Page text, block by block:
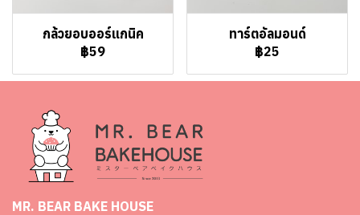
กล้วยอบออร์แกนิค
฿59
ทาร์ตอัลมอนด์
฿25
MR. BEAR BAKE HOUSE